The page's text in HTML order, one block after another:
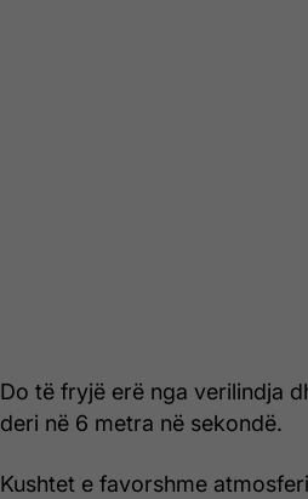
Do të fryjë erë nga verilindja
deri në 6 metra në sekondë.
Kushtet e favorshme